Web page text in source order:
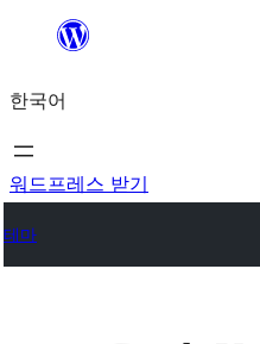
츠
로
바
가
한국어
워드프레스 받기
테마